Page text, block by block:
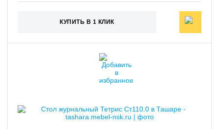
КУПИТЬ В 1 КЛИК